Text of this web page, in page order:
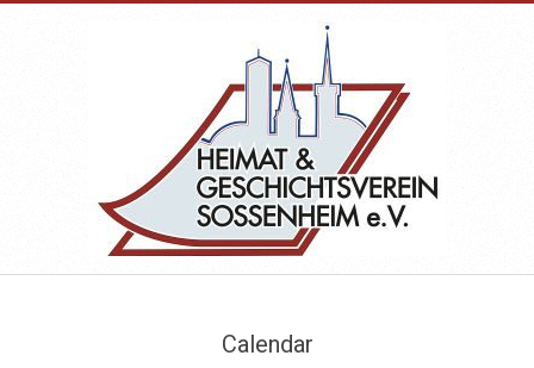
HEIMAT-
Calendar